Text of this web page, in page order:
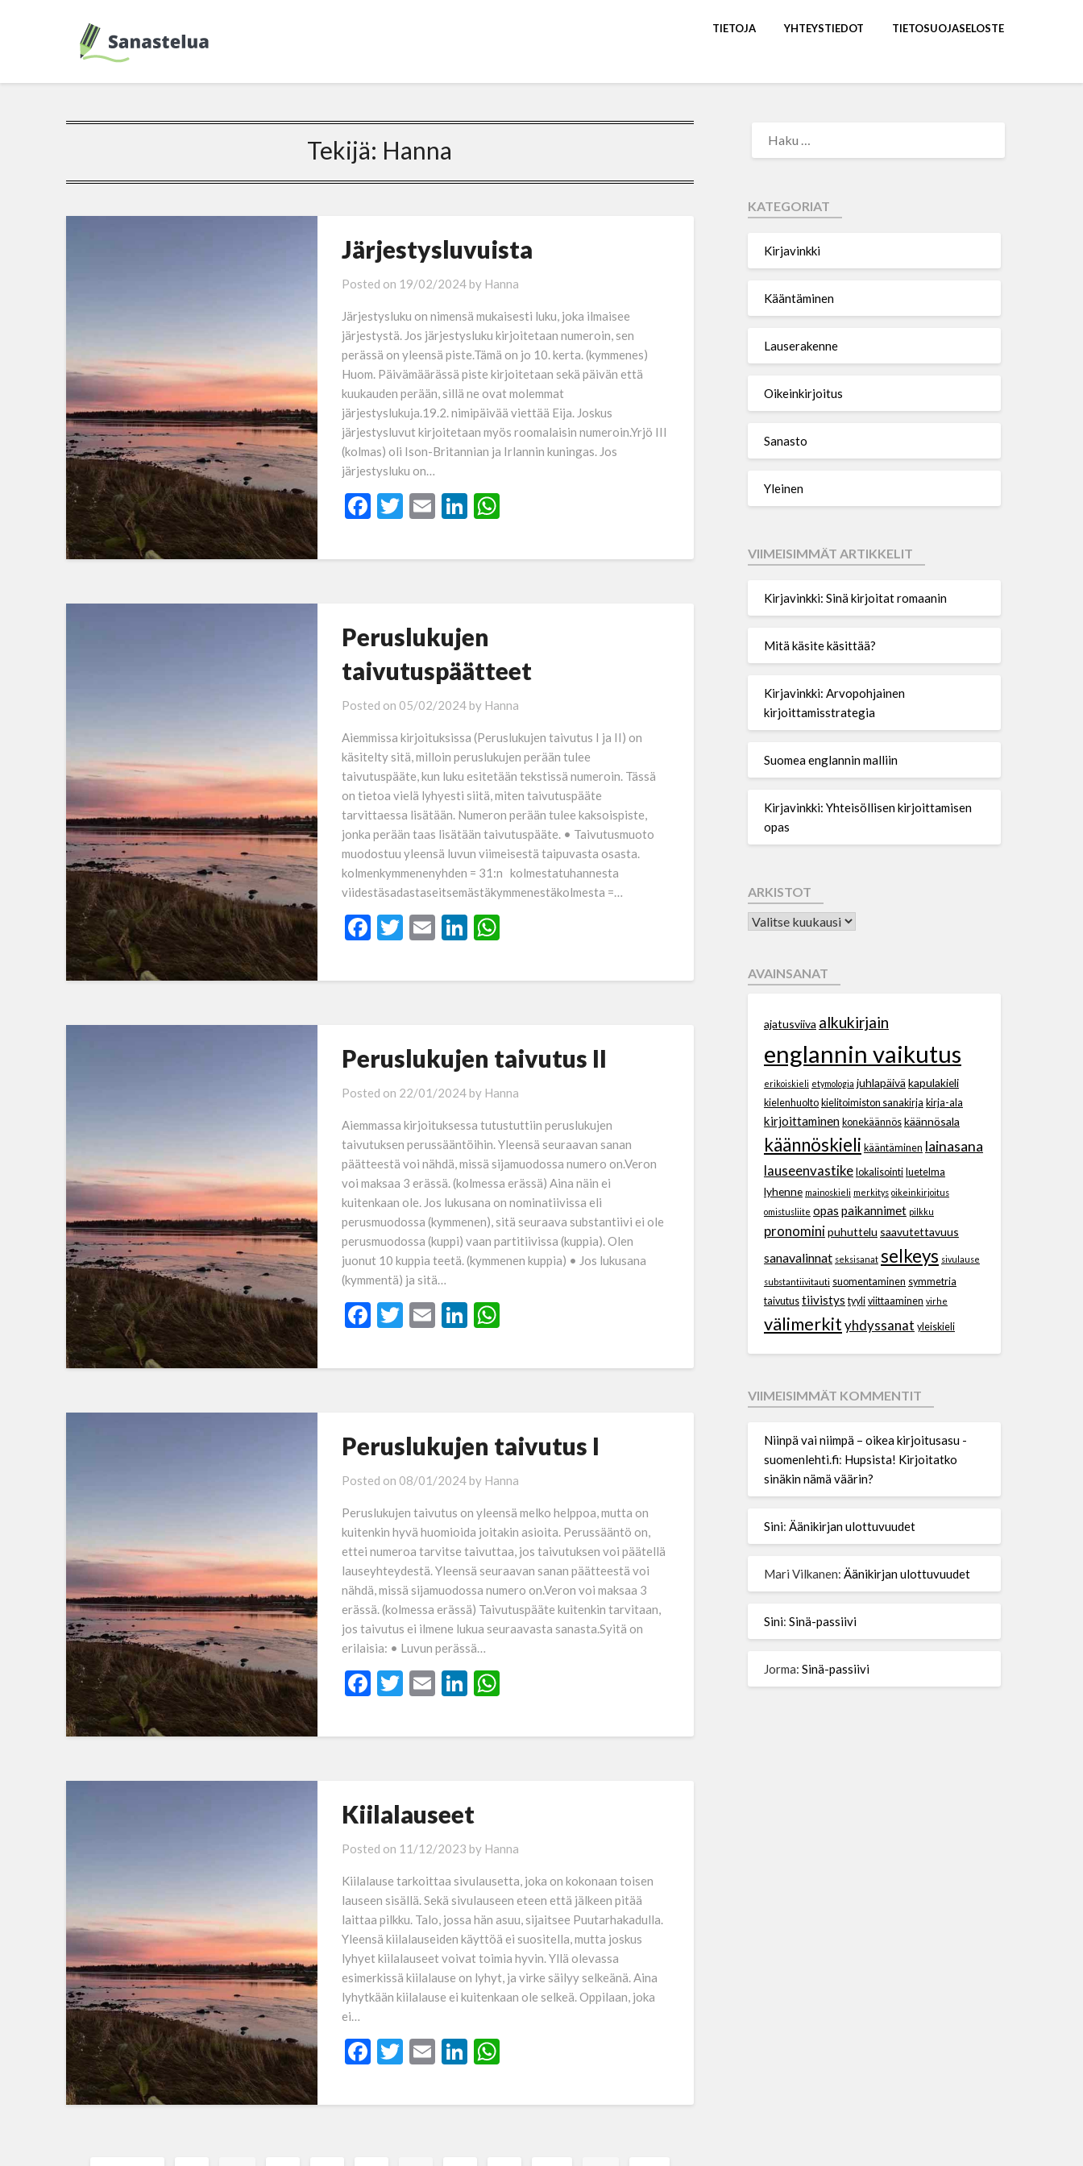
TIETOJA YHTEYSTIEDOT TIETOSUOJASELOSTE
Tekijä: Hanna
Järjestysluvuista
Posted on 19/02/2024by Hanna
Järjestysluku on nimensä mukaisesti luku, joka ilmaisee
järjestystä. Jos järjestysluku kirjoitetaan numeroin, sen
perässä on yleensä piste.Tämä on jo 10. kerta. (kymmenes)
Huom. Päivämäärässä piste kirjoitetaan sekä päivän että
kuukauden perään, sillä ne ovat molemmat
järjestyslukuja.19.2. nimipäivää viettää Eija. Joskus
järjestysluvut kirjoitetaan myös roomalaisin numeroin.Yrjö III
(kolmas) oli Ison-Britannian ja Irlannin kuningas. Jos
järjestysluku on…
Facebook
Twitter
EmailLinkedIn
WhatsApp
Peruslukujen
taivutuspäätteet
Posted on 05/02/2024by Hanna
Aiemmissa kirjoituksissa (Peruslukujen taivutus I ja II) on
käsitelty sitä, milloin peruslukujen perään tulee
taivutuspääte, kun luku esitetään tekstissä numeroin. Tässä
on tietoa vielä lyhyesti siitä, miten taivutuspääte
tarvittaessa lisätään. Numeron perään tulee kaksoispiste,
jonka perään taas lisätään taivutuspääte. • Taivutusmuoto
muodostuu yleensä luvun viimeisestä taipuvasta osasta.
kolmenkymmenenyhden = 31:n kolmestatuhannesta
viidestäsadastaseitsemästäkymmenestäkolmesta =…
Facebook
Twitter
EmailLinkedIn
WhatsApp
Peruslukujen taivutus II
Posted on 22/01/2024by Hanna
Aiemmassa kirjoituksessa tutustuttiin peruslukujen
taivutuksen perussääntöihin. Yleensä seuraavan sanan
päätteestä voi nähdä, missä sijamuodossa numero on.Veron
voi maksaa 3 erässä. (kolmessa erässä) Aina näin ei
kuitenkaan ole. Jos lukusana on nominatiivissa eli
perusmuodossa (kymmenen), sitä seuraava substantiivi ei ole
perusmuodossa (kuppi) vaan partitiivissa (kuppia). Olen
juonut 10 kuppia teetä. (kymmenen kuppia) • Jos lukusana
(kymmentä) ja sitä…
Facebook
Twitter
EmailLinkedIn
WhatsApp
Peruslukujen taivutus I
Posted on 08/01/2024by Hanna
Peruslukujen taivutus on yleensä melko helppoa, mutta on
kuitenkin hyvä huomioida joitakin asioita. Perussääntö on,
ettei numeroa tarvitse taivuttaa, jos taivutuksen voi päätellä
lauseyhteydestä. Yleensä seuraavan sanan päätteestä voi
nähdä, missä sijamuodossa numero on.Veron voi maksaa 3
erässä. (kolmessa erässä) Taivutuspääte kuitenkin tarvitaan,
jos taivutus ei ilmene lukua seuraavasta sanasta.Syitä on
erilaisia: • Luvun perässä…
Facebook
Twitter
EmailLinkedIn
WhatsApp
Kiilalauseet
Posted on 11/12/2023 by Hanna
Kiilalause tarkoittaa sivulausetta, joka on kokonaan toisen
lauseen sisällä. Sekä sivulauseen eteen että jälkeen pitää
laittaa pilkku. Talo, jossa hän asuu, sijaitsee Puutarhakadulla.
Yleensä kiilalauseiden käyttöä ei suositella, mutta joskus
lyhyet kiilalauseet voivat toimia hyvin. Yllä olevassa
esimerkissä kiilalause on lyhyt, ja virke säilyy selkeänä. Aina
lyhytkään kiilalause ei kuitenkaan ole selkeä. Oppilaan, joka
ei…
Facebook
Twitter
EmailLinkedIn
WhatsApp
KATEGORIAT
Kirjavinkki
Kääntäminen
Lauserakenne
Oikeinkirjoitus
Sanasto
Yleinen
VIIMEISIMMÄT ARTIKKELIT
Kirjavinkki: Sinä kirjoitat romaanin
Mitä käsite käsittää?
Kirjavinkki: Arvopohjainen
kirjoittamisstrategia
Suomea englannin malliin
Kirjavinkki: Yhteisöllisen kirjoittamisen
opas
ARKISTOT
AVAINSANAT
ajatusviiva alkukirjain
englannin vaikutus
erikoiskieli etymologia juhlapäivä kapulakieli
kielenhuolto kielitoimiston sanakirja kirja-ala
kirjoittaminen konekäännös käännösala
käännöskieli kääntäminen lainasana
lauseenvastike lokalisointi luetelma
lyhenne mainoskieli merkitys oikeinkirjoitus
omistusliite opas paikannimet pilkku
pronominipuhuttelu saavutettavuus
sanavalinnat seksisanat selkeys sivulause
substantiivitauti suomentaminen symmetria
taivutus tiivistys tyyli viittaaminen virhe
välimerkityhdyssanat yleiskieli
VIIMEISIMMÄT KOMMENTIT
Niinpä vai niimpä – oikea kirjoitusasu -
suomenlehti.fi: Hupsista! Kirjoitatko
sinäkin nämä väärin?
Sini: Äänikirjan ulottuvuudet
Mari Vilkanen: Äänikirjan ulottuvuudet
Sini: Sinä-passiivi
Jorma: Sinä-passiivi